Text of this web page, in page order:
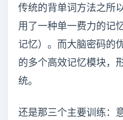
传统的背单词方法之所
用了一种单一费力的记
记忆）。而大脑密码的
的多个高效记忆模块，
统。
还是那三个主要训练：